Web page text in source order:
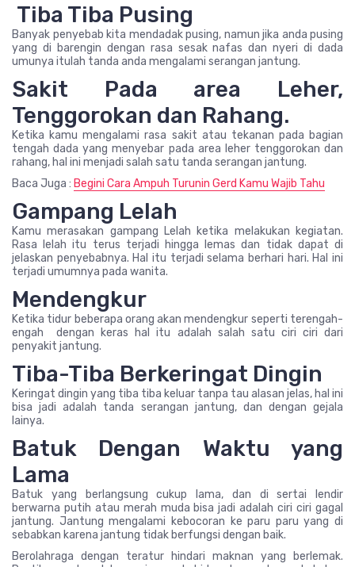
Tiba Tiba Pusing
Banyak penyebab kita mendadak pusing, namun jika anda pusing
yang di barengin dengan rasa sesak nafas dan nyeri di dada
umunya itulah tanda anda mengalami serangan jantung.
Sakit Pada area Leher,
Tenggorokan dan Rahang.
Ketika kamu mengalami rasa sakit atau tekanan pada bagian
tengah dada yang menyebar pada area leher tenggorokan dan
rahang, hal ini menjadi salah satu tanda serangan jantung.
Baca Juga : Begini Cara Ampuh Turunin Gerd Kamu Wajib Tahu
Gampang Lelah
Kamu merasakan gampang Lelah ketika melakukan kegiatan.
Rasa lelah itu terus terjadi hingga lemas dan tidak dapat di
jelaskan penyebabnya. Hal itu terjadi selama berhari hari. Hal ini
terjadi umumnya pada wanita.
Mendengkur
Ketika tidur beberapa orang akan mendengkur seperti terengah-
engah dengan keras hal itu adalah salah satu ciri ciri dari
penyakit jantung.
Tiba-Tiba Berkeringat Dingin
Keringat dingin yang tiba tiba keluar tanpa tau alasan jelas, hal ini
bisa jadi adalah tanda serangan jantung, dan dengan gejala
lainya.
Batuk Dengan Waktu yang
Lama
Batuk yang berlangsung cukup lama, dan di sertai lendir
berwarna putih atau merah muda bisa jadi adalah ciri ciri gagal
jantung. Jantung mengalami kebocoran ke paru paru yang di
sebabkan karena jantung tidak berfungsi dengan baik.
Berolahraga dengan teratur hindari maknan yang berlemak.